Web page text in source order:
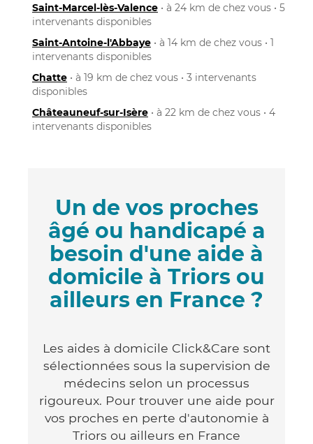
Saint-Marcel-lès-Valence • à 24 km de chez vous • 5
intervenants disponibles
Saint-Antoine-l'Abbaye • à 14 km de chez vous • 1
intervenants disponibles
Chatte • à 19 km de chez vous • 3 intervenants
disponibles
Châteauneuf-sur-Isère • à 22 km de chez vous • 4
intervenants disponibles
Un de vos proches
âgé ou handicapé a
besoin d'une aide à
domicile à Triors ou
ailleurs en France ?
Les aides à domicile Click&Care sont
sélectionnées sous la supervision de
médecins selon un processus
rigoureux. Pour trouver une aide pour
vos proches en perte d'autonomie à
Triors ou ailleurs en France